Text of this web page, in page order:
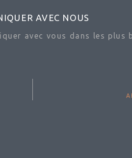
AVEC NOUS
avec vous dans les plus